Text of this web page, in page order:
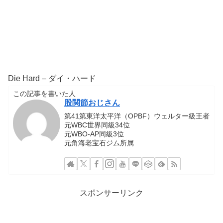
Die Hard – ダイ・ハード
この記事を書いた人
股関節おじさん
第41第東洋太平洋（OPBF）ウェルター級王者
元WBC世界同級34位
元WBO-AP同級3位
元角海老宝石ジム所属
スポンサーリンク